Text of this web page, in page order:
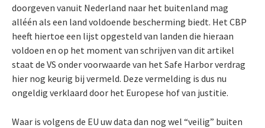
doorgeven vanuit Nederland naar het buitenland mag
alléén als een land voldoende bescherming biedt. Het CBP
heeft hiertoe een lijst opgesteld van landen die hieraan
voldoen en op het moment van schrijven van dit artikel
staat de VS onder voorwaarde van het Safe Harbor verdrag
hier nog keurig bij vermeld. Deze vermelding is dus nu
ongeldig verklaard door het Europese hof van justitie.
Waar is volgens de EU uw data dan nog wel “veilig” buiten